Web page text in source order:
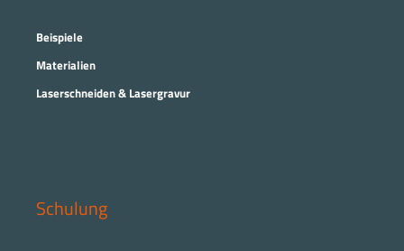
Beispiele
Materialien
Laserschneiden & Lasergravur
Schulung